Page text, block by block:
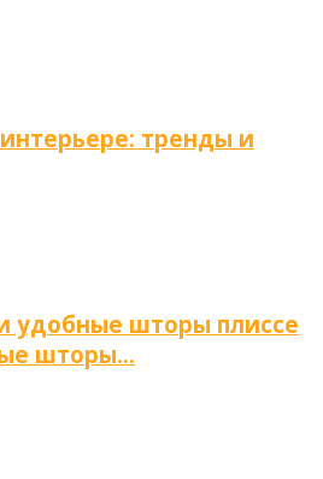
тренды и
удобные шторы плиссе
шторы…